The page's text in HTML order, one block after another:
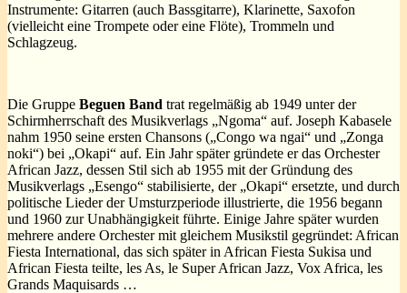
Instrumente: Gitarren (auch Bassgitarre), Klarinette, Saxofon
(vielleicht eine Trompete oder eine Flöte), Trommeln und
Schlagzeug.
Die Gruppe Beguen Band trat regelmäßig ab 1949 unter der
Schirmherrschaft des Musikverlags „Ngoma“ auf. Joseph Kabasele
nahm 1950 seine ersten Chansons („Congo wa ngai“ und „Zonga
noki“) bei „Okapi“ auf. Ein Jahr später gründete er das Orchester
African Jazz, dessen Stil sich ab 1955 mit der Gründung des
Musikverlags „Esengo“ stabilisierte, der „Okapi“ ersetzte, und durch
politische Lieder der Umsturzperiode illustrierte, die 1956 begann
und 1960 zur Unabhängigkeit führte. Einige Jahre später wurden
mehrere andere Orchester mit gleichem Musikstil gegründet: African
Fiesta International, das sich später in African Fiesta Sukisa und
African Fiesta teilte, les As, le Super African Jazz, Vox Africa, les
Grands Maquisards …